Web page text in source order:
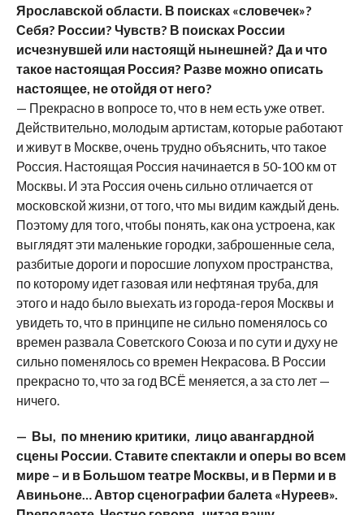
Ярославской области. В поисках «словечек»?
Себя? России? Чувств? В поисках России
исчезнувшей или настоящй нынешней? Да и что
такое настоящая Россия? Разве можно описать
настоящее, не отойдя от него?
— Прекрасно в вопросе то, что в нем есть уже ответ.
Действительно, молодым артистам, которые работают
и живут в Москве, очень трудно объяснить, что такое
Россия. Настоящая Россия начинается в 50-100 км от
Москвы. И эта Россия очень сильно отличается от
московской жизни, от того, что мы видим каждый день.
Поэтому для того, чтобы понять, как она устроена, как
выглядят эти маленькие городки, заброшенные села,
разбитые дороги и поросшие лопухом пространства,
по которому идет газовая или нефтяная труба, для
этого и надо было выехать из города-героя Москвы и
увидеть то, что в принципе не сильно поменялось со
времен развала Советского Союза и по сути и духу не
сильно поменялось со времен Некрасова. В России
прекрасно то, что за год ВСЁ меняется, а за сто лет —
ничего.
— Вы, по мнению критики, лицо авангардной
сцены России. Ставите спектакли и оперы во всем
мире – и в Большом театре Москвы, и в Перми и в
Авиньоне… Автор сценографии балета «Нуреев».